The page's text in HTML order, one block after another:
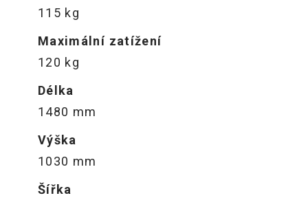
115 kg
Maximální zatížení
120 kg
Délka
1480 mm
Výška
1030 mm
Šířka